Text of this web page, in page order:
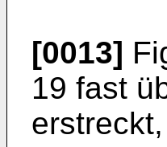
[0013]
19 fast